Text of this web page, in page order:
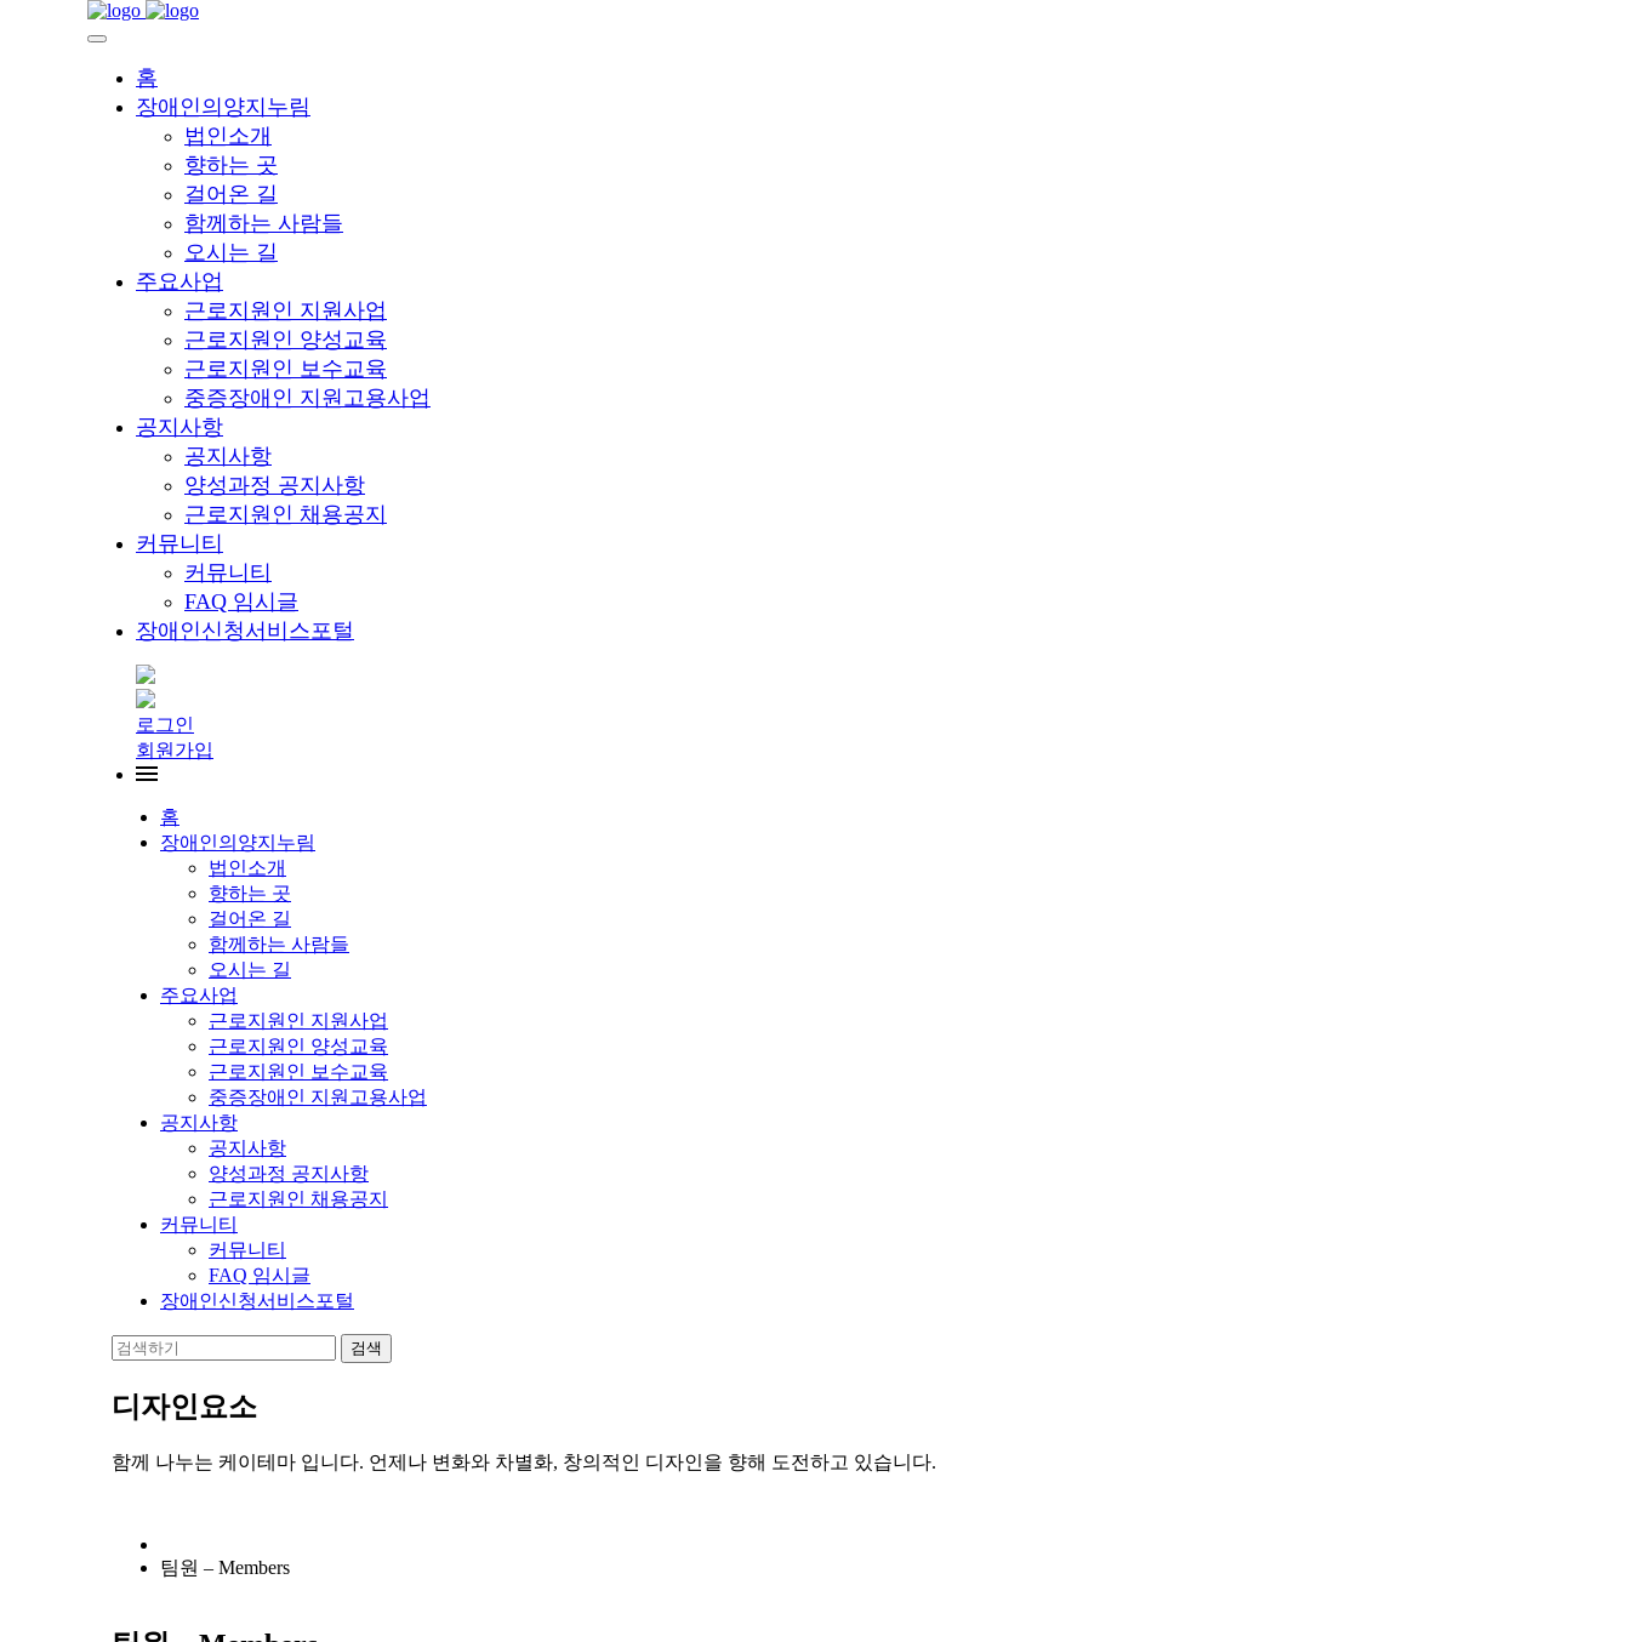
홈
장애인의양지누림
법인소개
향하는 곳
걸어온 길
함께하는 사람들
오시는 길
주요사업
근로지원인 지원사업
근로지원인 양성교육
근로지원인 보수교육
중증장애인 지원고용사업
공지사항
공지사항
양성과정 공지사항
근로지원인 채용공지
커뮤니티
커뮤니티
FAQ 임시글
장애인신청서비스포털
로그인
회원가입
홈
장애인의양지누림
법인소개
향하는 곳
걸어온 길
함께하는 사람들
오시는 길
주요사업
근로지원인 지원사업
근로지원인 양성교육
근로지원인 보수교육
중증장애인 지원고용사업
공지사항
공지사항
양성과정 공지사항
근로지원인 채용공지
커뮤니티
커뮤니티
FAQ 임시글
장애인신청서비스포털
디자인요소
함께 나누는 케이테마 입니다. 언제나 변화와 차별화, 창의적인 디자인을 향해 도전하고 있습니다.
팀원 – Members